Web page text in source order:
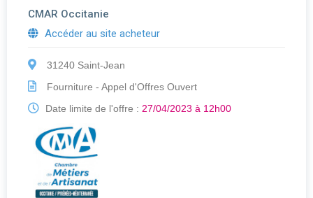
CMAR Occitanie
Accéder au site acheteur
31240 Saint-Jean
Fourniture - Appel d'Offres Ouvert
Date limite de l'offre : 27/04/2023 à 12h00